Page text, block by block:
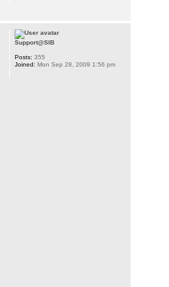
Support@SIB
Posts: 355
Joined: Mon Sep 28, 2009 1:56 pm